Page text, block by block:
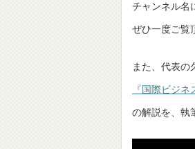
チャンネル名
ぜひ一度ご覧
また、代表の
『国際ビジ
の解説を、執